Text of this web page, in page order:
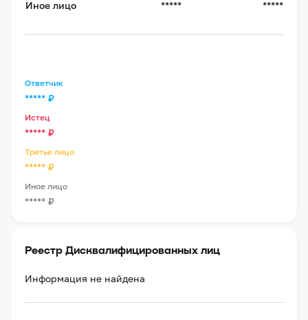
Иное лицо ***** *****
Ответчик
***** ₽
Истец
***** ₽
Третье лицо
***** ₽
Иное лицо
***** ₽
Реестр Дисквалифицированных лиц
Информация не найдена